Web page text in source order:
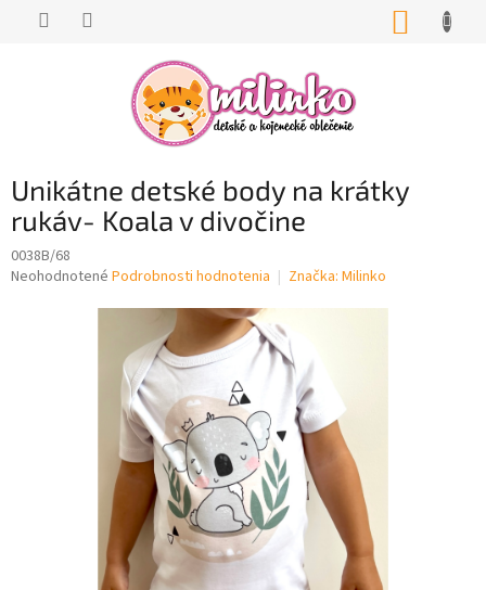
Unikátne detské body na krátky
rukáv- Koala v divočine
0038B/68
Priemerné
Neohodnotené Podrobnosti hodnotenia Značka: Milinko